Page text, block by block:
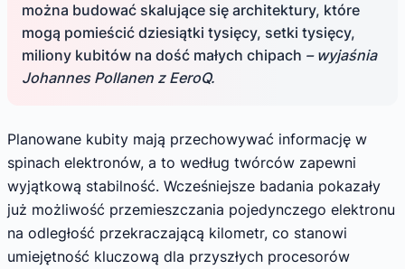
można budować skalujące się architektury, które
mogą pomieścić dziesiątki tysięcy, setki tysięcy,
miliony kubitów na dość małych chipach – wyjaśnia
Johannes Pollanen z EeroQ.
Planowane kubity mają przechowywać informację w
spinach elektronów, a to według twórców zapewni
wyjątkową stabilność. Wcześniejsze badania pokazały
już możliwość przemieszczania pojedynczego elektronu
na odległość przekraczającą kilometr, co stanowi
umiejętność kluczową dla przyszłych procesorów